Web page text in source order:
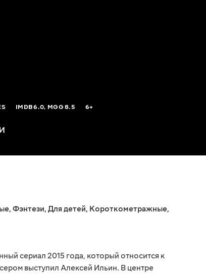
IMDB6.0, MGG8.5 6+
, Фэнтези, Для детей, Короткометражные,
сериал 2015 года, который относится к
выступил Алексей Ильин. В центре